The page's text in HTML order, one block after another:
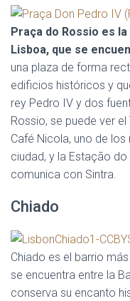
Praça do Rossio es
Lisboa, que se
una plaza de forma
edificios históricos y
rey Pedro IV y dos
Rossio, se puede ver
Café Nicola, uno de
ciudad, y la Estação
comunica con Sintra.
Chiado
Chiado es el barrio
se encuentra entre la
conserva su encanto